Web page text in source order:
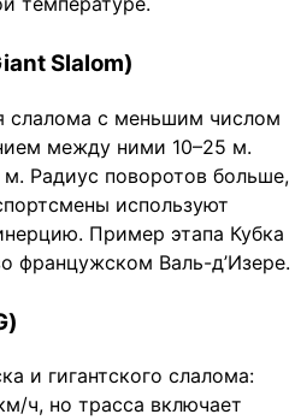
Slalom)
слалома с меньшим числом
между ними 10–25 м.
Радиус поворотов больше,
используют
Пример этапа Кубка
францужском Валь-д’Изере.
и гигантского слалома:
ч, но трасса включает